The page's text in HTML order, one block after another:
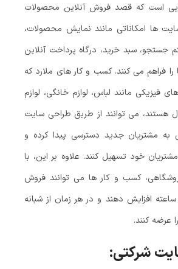
است که قصد فروش آنلاین محصولات
ها امکاناتی مانند نمایش محصولات،
جستجو، سبد خرید، درگاه پرداخت آنلاین
فراهم می‌ کنند. کسب‌ و کار های ملارد که
فیزیکی مانند لباس، لوازم خانگی، لوازم
هستند، می‌ توانند از طریق طراحی سایت
به مشتریان جدید دسترسی پیدا کرده و
مشتریان خود تسهیل کنند. علاوه بر این، با
کسب‌ و کار ها می‌ توانند فروش
خود را به‌صورت ۲۴ ساعته افزایش دهند و در هر زمان از شبانه‌
عرضه کنند.
شرکتی: